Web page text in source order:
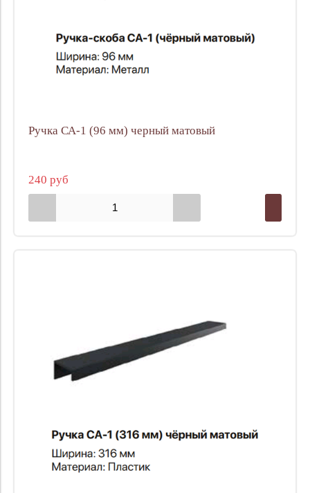
Ручка СА-1 (96 мм) черный матовый
240 руб